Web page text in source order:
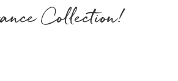
Collection!